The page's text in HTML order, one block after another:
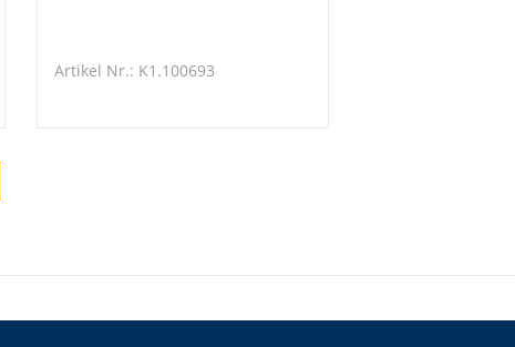
Artikel Nr.: K1.100693